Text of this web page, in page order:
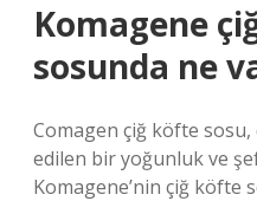
Komagene
sosunda ne
Comagen çiğ köfte sosu,
edilen bir yoğunluk ve
Komagene’nin çiğ köfte